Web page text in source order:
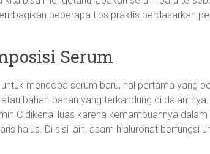
beberapa tips praktis berdasarkan
Serum
mencoba serum baru, hal pertama yang
bahan-bahan yang terkandung di
C dikenal luas karena kemampuannya
halus. Di sisi lain, asam hialuronat berfungsi